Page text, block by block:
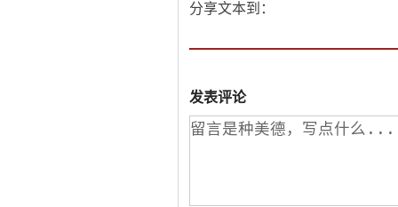
分享文本到：
发表评论